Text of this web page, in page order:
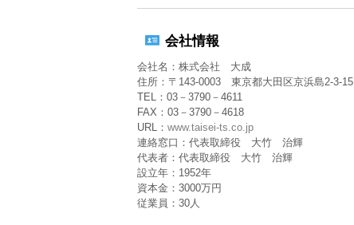
会社情報
会社名：株式会社 大成
住所：〒143-0003 東京都大田区京浜島2-3-15
TEL：03－3790－4611
FAX：03－3790－4618
URL： www.taisei-ts.co.jp
連絡窓口：代表取締役 大竹 治輝
代表者：代表取締役 大竹 治輝
設立年：1952年
資本金：3000万円
従業員：30人